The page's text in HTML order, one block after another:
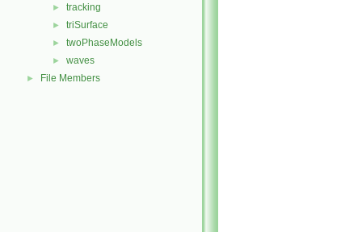
► tracking
► triSurface
► twoPhaseModels
► waves
► File Members